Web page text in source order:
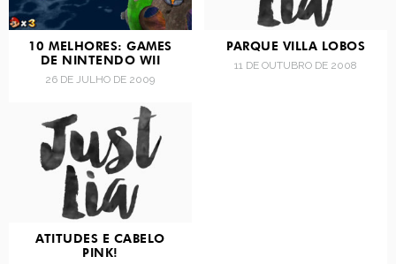
10 MELHORES: GAMES
DE NINTENDO WII
26 DE JULHO DE 2009
PARQUE VILLA LOBOS
11 DE OUTUBRO DE 2008
ATITUDES E CABELO
PINK!